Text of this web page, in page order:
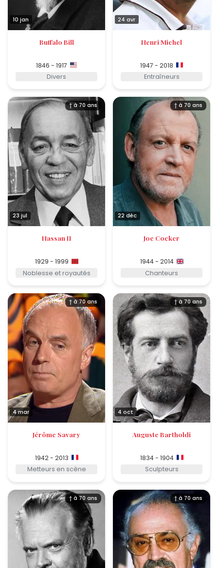
10 jan
Buffalo Bill
1846 - 1917
Divers
24 avr
Henri Michel
1947 - 2018
Entraîneurs
† à 70 ans
23 jul
Hassan II
1929 - 1999
Noblesse et royautés
† à 70 ans
22 déc
Joe Cocker
1944 - 2014
Chanteurs
† à 70 ans
4 mar
Jérôme Savary
1942 - 2013
Metteurs en scène
† à 70 ans
4 oct
Auguste Bartholdi
1834 - 1904
Sculpteurs
† à 70 ans † à 70 ans